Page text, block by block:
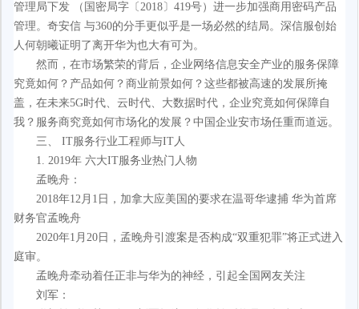
管理局下发 （国密局字〔2018〕419号）进一步加强商用密码产品
管理。奇安信 与360的分手更似乎是一场必然的结局。深信服创始
人何朝曦证明了离开华为也大有可为。
然而，在市场繁荣的背后，企业网络信息安全产业的服务保障
究竟如何？产品如何？商业前景如何？这些都被高速的发展所掩
盖，在未来5G时代、云时代、大数据时代，企业究竟如何保障自
我？服务商究竟如何市场化的发展？中国企业安市场任重而道远。
三、 IT服务行业工程师与IT人
1. 2019年 六大IT服务业热门人物
孟晚舟：
2018年12月1日，加拿大应美国的要求在温哥华逮捕 华为首席
财务官孟晚舟
2020年1月20日，孟晚舟引渡案是否构成“双重犯罪”将正式进入
庭审。
孟晚舟牵动着任正非与华为的神经，引起全国网友关注
刘军：